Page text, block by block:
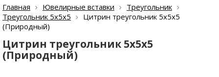
Главная Ювелирные вставки
Треугольник
Треугольник 5х5х5
Цитрин треугольник 5х5х5
(Природный)
Цитрин треугольник 5х5х5
(Природный)